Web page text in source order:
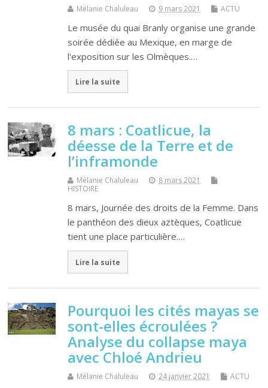
Mélanie Chaluleau 9 mars 2021 ACTU
Le musée du quai Branly organise une grande
soirée dédiée au Mexique, en marge de
l'exposition sur les Olmèques.…
Lire la suite
8 mars : Coatlicue, la
déesse de la Terre et de
l’inframonde
Mélanie Chaluleau
8 mars 2021
HISTOIRE
8 mars, Journée des droits de la Femme. Dans
le panthéon des dieux aztèques, Coatlicue
tient une place particulière.…
Lire la suite
Pourquoi les cités mayas se
sont-elles écroulées ?
Analyse du collapse maya
avec Chloé Andrieu
Mélanie Chaluleau 24 janvier 2021 ACTU